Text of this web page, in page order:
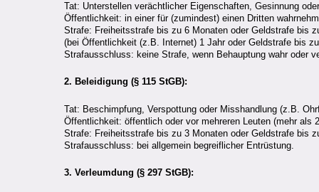
Tat: Unterstellen verächtlicher Eigenschaften, Gesinnung
Öffentlichkeit: in einer für (zumindest) einen Dritten
Strafe: Freiheitsstrafe bis zu 6 Monaten oder Geldstrafe bis
(bei Öffentlichkeit (z.B. Internet) 1 Jahr oder Geldstrafe bis
Strafausschluss: keine Strafe, wenn Behauptung wahr oder
2. Beleidigung (§ 115 StGB):
Tat: Beschimpfung, Verspottung oder Misshandlung (z.B.
Öffentlichkeit: öffentlich oder vor mehreren Leuten (mehr als
Strafe: Freiheitsstrafe bis zu 3 Monaten oder Geldstrafe bis
Strafausschluss: bei allgemein begreiflicher Entrüstung.
3. Verleumdung (§ 297 StGB):